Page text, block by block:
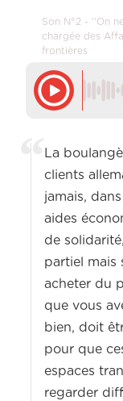
Son N°2 - ''On
chargée des
frontières
La
clients
jamais,
aides
de
partiel mais
acheter du
que vous
bien, doit
pour que
espaces
regarder